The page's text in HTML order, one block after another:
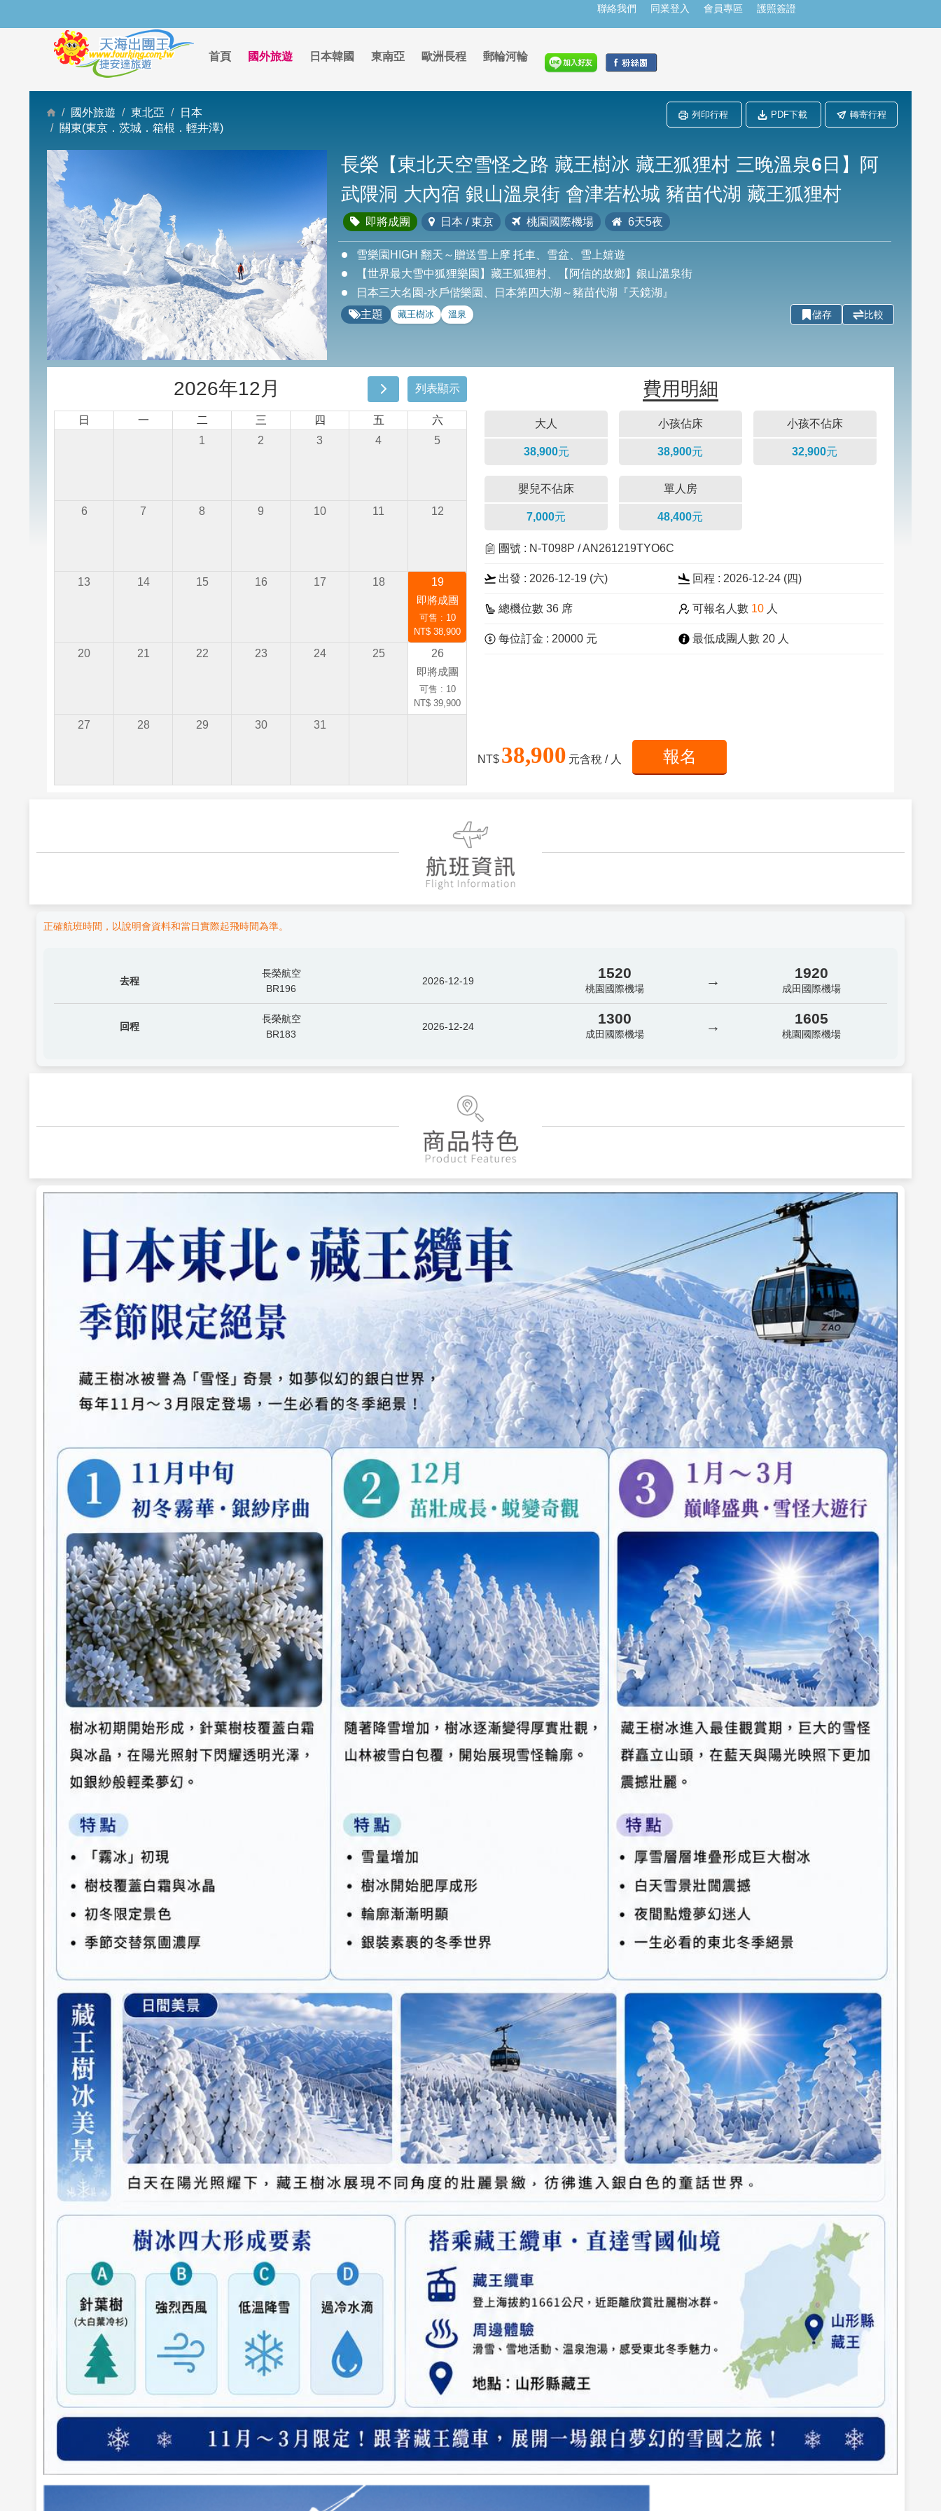
聯絡我們 同業登入 會員專區 護照簽證
首頁 國外旅遊 日本韓國 東南亞 歐洲長程 郵輪河輪
國外旅遊 東北亞
日本
關東(東京．茨城．箱根．輕井澤)
列印行程 PDF下載 轉寄行程
長榮【東北天空雪怪之路 藏王樹冰 藏王狐狸村 三晚溫泉6日】阿
武隈洞 大內宿 銀山溫泉街 會津若松城 豬苗代湖 藏王狐狸村
即將成團 日本 / 東京 桃園國際機場 6天5夜
雪樂園HIGH 翻天～贈送雪上摩 托車、雪盆、雪上嬉遊
【世界最大雪中狐狸樂園】藏王狐狸村、【阿信的故鄉】銀山溫泉街
日本三大名園-水戶偕樂園、日本第四大湖～豬苗代湖『天鏡湖』
主題
藏王樹冰 溫泉 儲存 比較
2026年12月 列表顯示
日 一 二 三 四 五
六
1
2 3 4 5
6 7 8 9 10 11 12
13 14 15 16 17 18
19
即將成團
可售 : 10
NT$ 38,900
20 21 22 23 24 25
26
即將成團
可售 : 10
NT$ 39,900
27 28 29 30 31
費用明細
大人 小孩佔床 小孩不佔床
38,900元 38,900元 32,900元
嬰兒不佔床 單人房
7,000元 48,400元
團號 : N-T098P / AN261219TYO6C
出發 : 2026-12-19 (六) 回程 : 2026-12-24 (四)
總機位數 36 席 可報名人數 10人
每位訂金 : 20000 元 最低成團人數 20 人
NT$ 38,900 元含稅 / 人 報名
正確航班時間，以說明會資料和當日實際起飛時間為準。
去程
長榮航空
BR196
2026-12-19 1520
桃園國際機場 → 1920
成田國際機場
回程
長榮航空
BR183
2026-12-24 1300
成田國際機場 → 1605
桃園國際機場